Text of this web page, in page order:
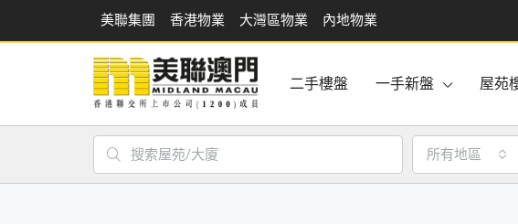
美聯集團 香港物業 大灣區物業 內地物業
二手樓盤 一手新盤 屋苑
所有地區